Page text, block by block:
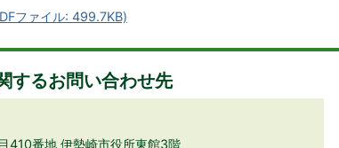
ファイル: 499.7KB)
するお問い合わせ先
410番地 伊勢崎市役所東館3階